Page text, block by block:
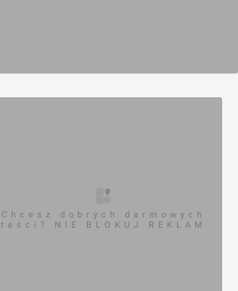
Chcesz dobrych darmowych
teści? NIE BLOKUJ REKLAM